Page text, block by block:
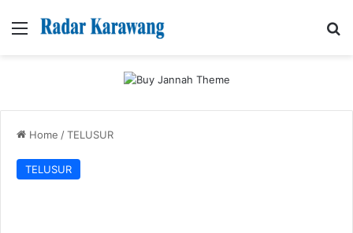
Menu
Home /TELUSUR
TELUSUR